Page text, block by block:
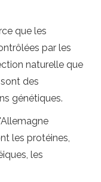
que les
par les
naturelle que
des
génétiques.
les protéines,
les